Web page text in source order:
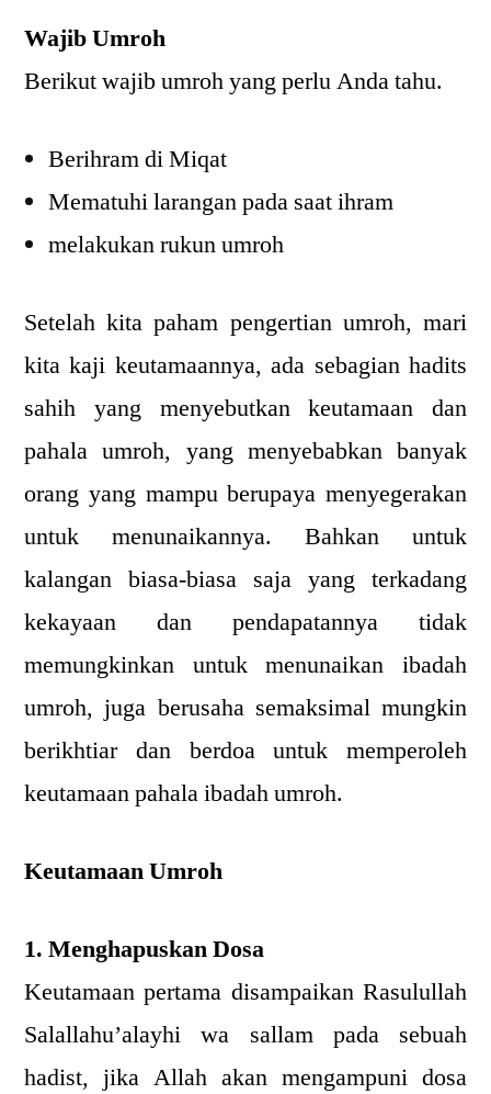
Wajib Umroh
Berikut wajib umroh yang perlu Anda tahu.
Berihram di Miqat
Mematuhi larangan pada saat ihram
melakukan rukun umroh
Setelah kita paham pengertian umroh, mari
kita kaji keutamaannya, ada sebagian hadits
sahih yang menyebutkan keutamaan dan
pahala umroh, yang menyebabkan banyak
orang yang mampu berupaya menyegerakan
untuk menunaikannya. Bahkan untuk
kalangan biasa-biasa saja yang terkadang
kekayaan dan pendapatannya tidak
memungkinkan untuk menunaikan ibadah
umroh, juga berusaha semaksimal mungkin
berikhtiar dan berdoa untuk memperoleh
keutamaan pahala ibadah umroh.
Keutamaan Umroh
1. Menghapuskan Dosa
Keutamaan pertama disampaikan Rasulullah
Salallahu’alayhi wa sallam pada sebuah
hadist, jika Allah akan mengampuni dosa